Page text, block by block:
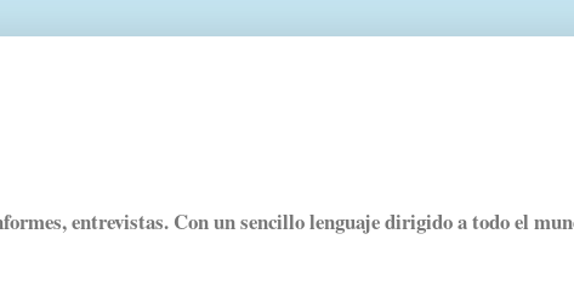
entrevistas. Con un sencillo lenguaje dirigido a todo el